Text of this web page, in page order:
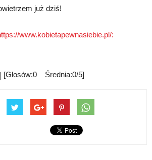
już dziś!
www.kobietapewnasiebie.pl/:
[Głosów:0 Średnia:0/5]